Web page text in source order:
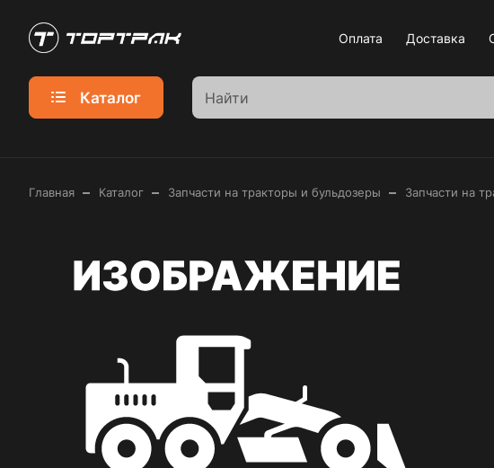
Оплата Доставка
Каталог
Главная – Каталог – Запчасти на тракторы и бульдозеры – Запчасти на